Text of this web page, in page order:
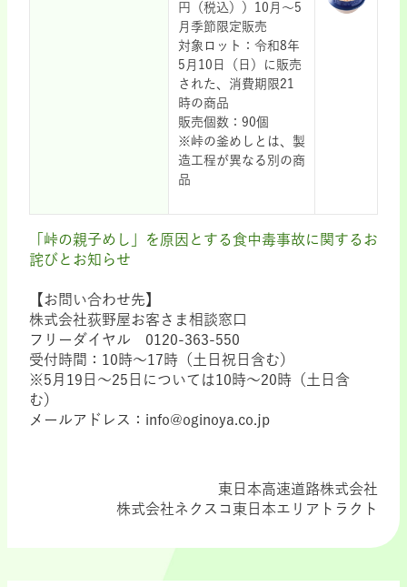
円（税込））10月～5
月季節限定販売
対象ロット：令和8年
5月10日（日）に販売
された、消費期限21
時の商品
販売個数：90個
※峠の釜めしとは、製
造工程が異なる別の商
品
「峠の親子めし」を原因とする食中毒事故に関するお
詫びとお知らせ
【お問い合わせ先】
株式会社荻野屋お客さま相談窓口
フリーダイヤル 0120-363-550
受付時間：10時～17時（土日祝日含む）
※5月19日～25日については10時～20時（土日含
む）
メールアドレス：info@oginoya.co.jp
東日本高速道路株式会社
株式会社ネクスコ東日本エリアトラクト